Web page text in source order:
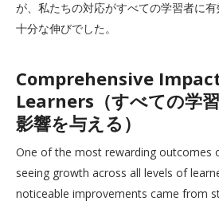
が、私たちの対応がすべての学習者に
十分な伸びでした。
Comprehensive
Learners（すべての学
影響を与える）
One of the most rewarding outcomes
seeing growth across all levels of
noticeable improvements came from